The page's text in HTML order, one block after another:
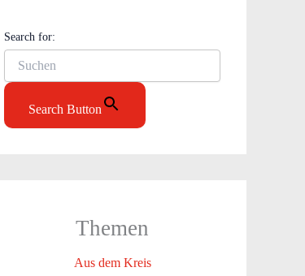
Search for:
Search Button
Themen
Aus dem Kreis